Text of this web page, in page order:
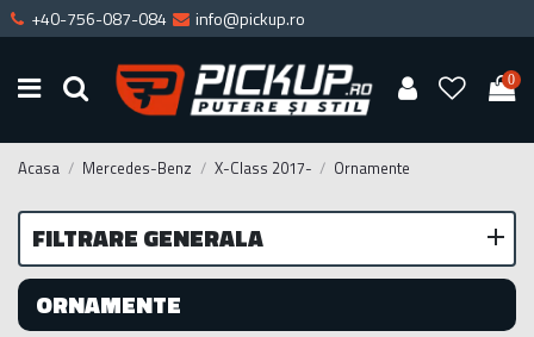
+40-756-087-084 info@pickup.ro
0
Acasa Mercedes-Benz X-Class 2017- Ornamente
ORNAMENTE
FILTRARE GENERALA